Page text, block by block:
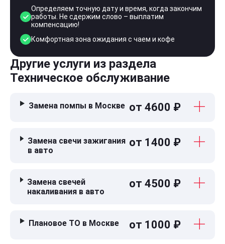
Определяем точную дату и время, когда закончим
работы. Не сдержим слово – выплатим
компенсацию!
Комфортная зона ожидания с чаем и кофе
Другие услуги из раздела
Техническое обслуживание
Замена помпы в Москве от 4600 ₽
Замена свечи зажигания
в авто
от 1400 ₽
Замена свечей
накаливания в авто
от 4500 ₽
Плановое ТО в Москве от 1000 ₽